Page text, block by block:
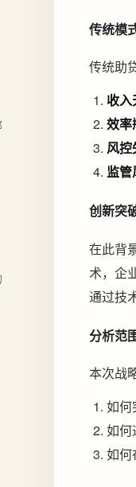
传统模
传统助
收入
效率
风控
监管
创新突
在此背
术，企
通过技
分析范
本次战
如何
如何
如何